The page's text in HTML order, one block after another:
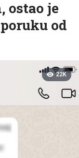
ostao je
od
22K